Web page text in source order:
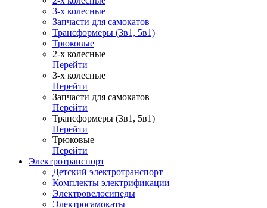
3-х колесные
Запчасти для самокатов
Трансформеры (3в1, 5в1)
Трюковые
2-х колесные
Перейти
3-х колесные
Перейти
Запчасти для самокатов
Перейти
Трансформеры (3в1, 5в1)
Перейти
Трюковые
Перейти
Электротранспорт
Детский электротранспорт
Комплекты электрификации
Электровелосипеды
Электросамокаты